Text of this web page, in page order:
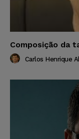
Composição da
Carlos Henrique